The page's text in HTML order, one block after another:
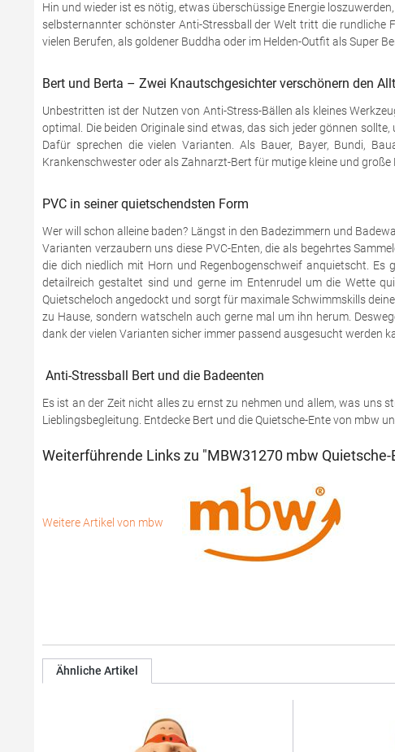
Hin und wieder ist es nötig, etwas überschüssige Energie
selbsternannter schönster Anti-Stressball der Welt tritt die rundliche
vielen Berufen, als goldener Buddha oder im Helden-Outfit als Super
Bert und Berta – Zwei Knautschgesichter verschönern den
Unbestritten ist der Nutzen von Anti-Stress-Bällen als kleines
optimal. Die beiden Originale sind etwas, das sich jeder gönnen
Dafür sprechen die vielen Varianten. Als Bauer, Bayer, Bundi,
Krankenschwester oder als Zahnarzt-Bert für mutige kleine und große
PVC in seiner quietschendsten Form
Wer will schon alleine baden? Längst in den Badezimmern und
Varianten verzaubern uns diese PVC-Enten, die als begehrtes
die dich niedlich mit Horn und Regenbogenschweif anquietscht.
detailreich gestaltet sind und gerne im Entenrudel um die Wette
Quietscheloch angedockt und sorgt für maximale Schwimmskills
zu Hause, sondern watscheln auch gerne mal um ihn herum.
dank der vielen Varianten sicher immer passend ausgesucht werden
Anti-Stressball Bert und die Badeenten
Es ist an der Zeit nicht alles zu ernst zu nehmen und allem, was uns
Lieblingsbegleitung. Entdecke Bert und die Quietsche-Ente von mbw
Weiterführende Links zu "MBW31270 mbw Quietsche-
Weitere Artikel von mbw
Ähnliche Artikel